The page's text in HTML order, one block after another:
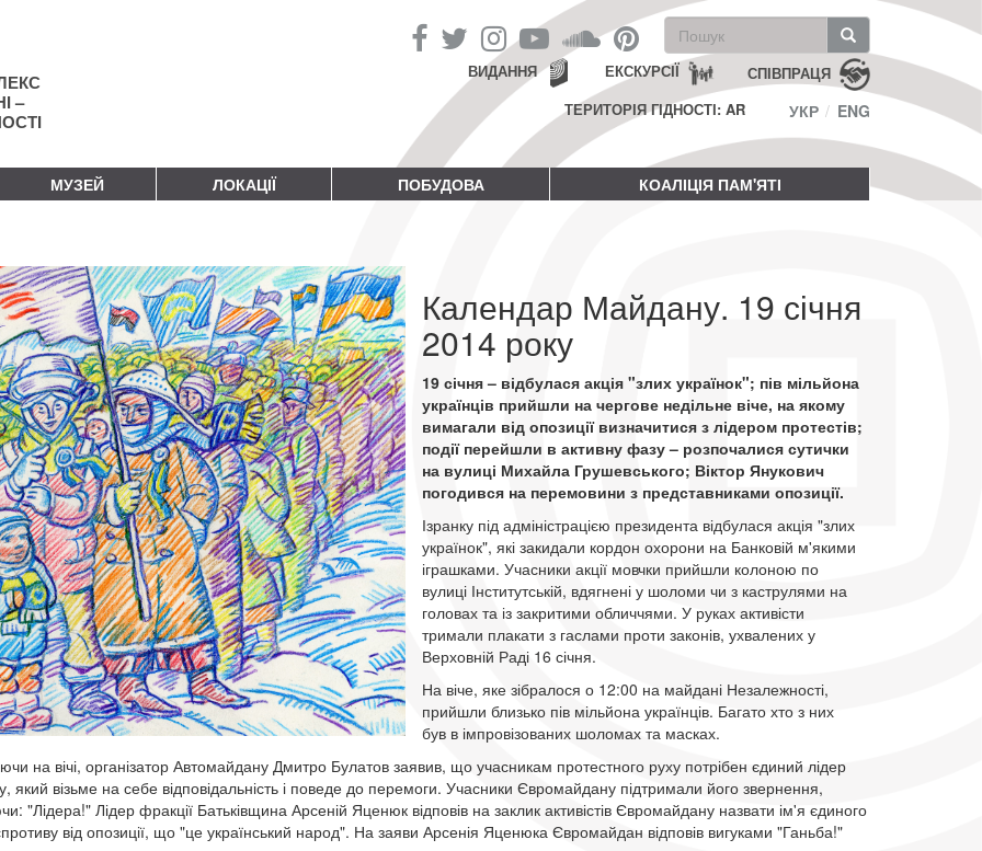
–
Пошукова
форма
Пошук СПІВПРАЦЯ
ЕКСКУРСІЇ
ВИДАННЯ
ТЕРИТОРІЯ ГІДНОСТІ: AR
УКР ENG
МУЗЕЙ ЛОКАЦІЇ ПОБУДОВА КОАЛІЦІЯ ПАМ'ЯТІ
Календар Майдану. 19 січня
2014 року
19 січня – відбулася акція "злих українок"; пів мільйона
українців прийшли на чергове недільне віче, на якому
вимагали від опозиції визначитися з лідером протестів;
події перейшли в активну фазу – розпочалися сутички
на вулиці Михайла Грушевського; Віктор Янукович
погодився на перемовини з представниками опозиції.
Ізранку під адміністрацією президента відбулася акція "злих
українок", які закидали кордон охорони на Банковій м'якими
іграшками. Учасники акції мовчки прийшли колоною по
вулиці Інститутській, вдягнені у шоломи чи з каструлями на
головах та із закритими обличчями. У руках активісти
тримали плакати з гаслами проти законів, ухвалених у
Верховній Раді 16 січня.
На віче, яке зібралося о 12:00 на майдані Незалежності,
прийшли близько пів мільйона українців. Багато хто з них
був в імпровізованих шоломах та масках.
на вічі, організатор Автомайдану Дмитро Булатов заявив, що учасникам протестного руху потрібен єдиний лідер
який візьме на себе відповідальність і поведе до перемоги. Учасники Євромайдану підтримали його звернення,
"Лідера!" Лідер фракції Батьківщина Арсеній Яценюк відповів на заклик активістів Євромайдану назвати ім'я єдиного
від опозиції, що "це український народ". На заяви Арсенія Яценюка Євромайдан відповів вигуками "Ганьба!"